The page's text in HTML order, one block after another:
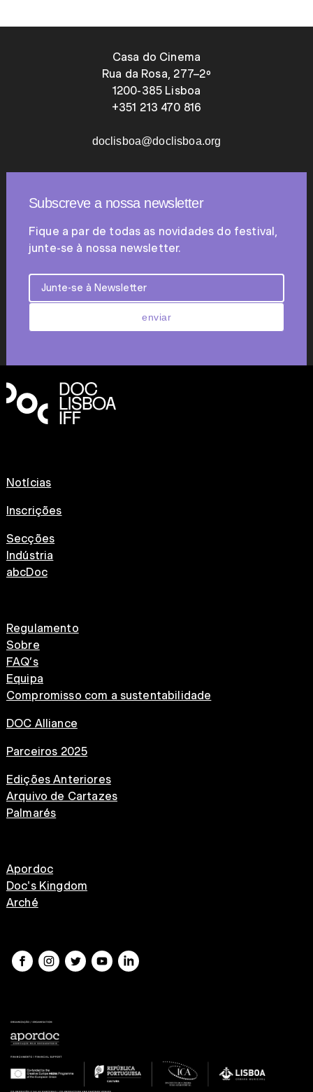
Casa do Cinema
Rua da Rosa, 277–2º
1200-385 Lisboa
+351 213 470 816
doclisboa@doclisboa.org
Subscreve a nossa newsletter
Fique a par de todas as novidades do festival,
junte-se à nossa newsletter.
enviar
Notícias
Inscrições
Secções
Indústria
abcDoc
Regulamento
Sobre
FAQ’s
Equipa
Compromisso com a sustentabilidade
DOC Alliance
Parceiros 2025
Edições Anteriores
Arquivo de Cartazes
Palmarés
Apordoc
Doc's Kingdom
Arché